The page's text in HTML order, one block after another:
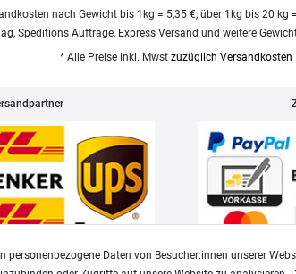
nach Gewicht bis 1kg = 5,35 €, über 1kg bis 20
Speditions Aufträge, Express Versand und weitere
* Alle Preise inkl. Mwst zuzüglich Versandkosten
Daten von Besucher:innen unserer